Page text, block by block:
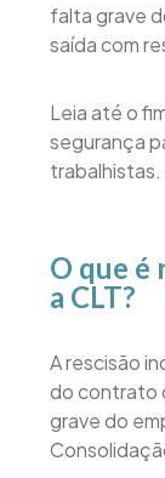
falta grave
saída com
Leia até o
segurança
trabalhistas.
O que é
a CLT?
A rescisão
do contrato
grave do